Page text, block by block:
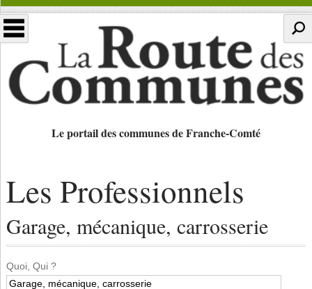
Le portail des communes de Franche-Comté
Les Professionnels
Garage, mécanique, carrosserie
Quoi, Qui ?